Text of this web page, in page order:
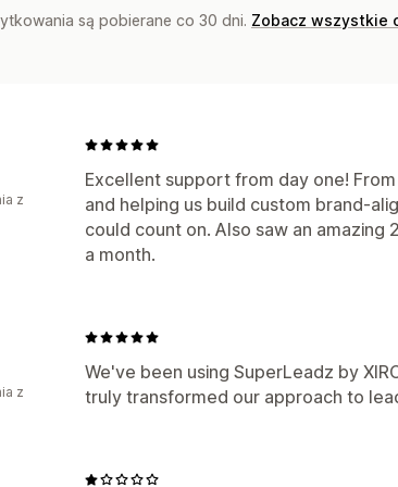
są pobierane co 30 dni. Zobacz wszystkie
Excellent support from day one!
and helping us build custom brand-
could count on. Also saw an amazing
a month.
z
We've been using SuperLeadz by
truly transformed our approach to
z